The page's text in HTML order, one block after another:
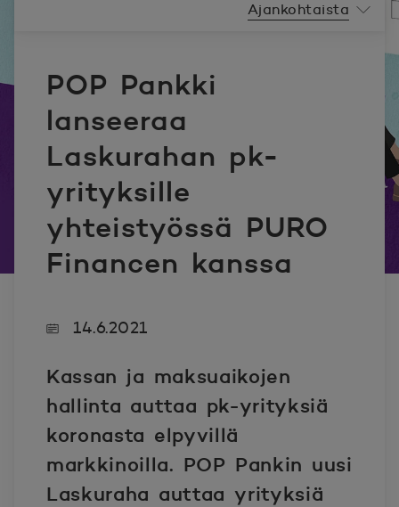
POP Pankki
lanseeraa
Laskurahan pk-
yrityksille
yhteistyössä PURO
Financen kanssa
Ajankohtaista
14.6.2021
Kassan ja maksuaikojen
hallinta auttaa pk-yrityksiä
koronasta elpyvillä
markkinoilla. POP Pankin uusi
Laskuraha auttaa yrityksiä